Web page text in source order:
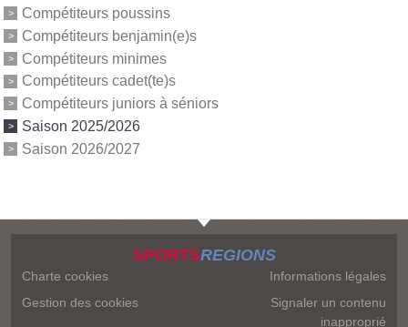
Compétiteurs poussins
Compétiteurs benjamin(e)s
Compétiteurs minimes
Compétiteurs cadet(te)s
Compétiteurs juniors à séniors
Saison 2025/2026
Saison 2026/2027
SPORTSREGIONS
Charte cookies
Gestion des cookies
Informations légales
Signaler un contenu
inapproprié